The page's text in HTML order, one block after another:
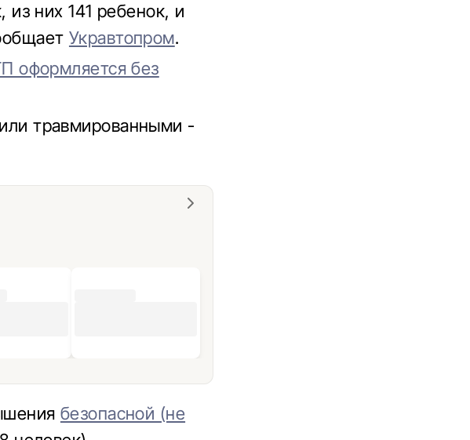
из них 141 ребенок, и
Укравтопром.
оформляется без
травмированными -
безопасной (не